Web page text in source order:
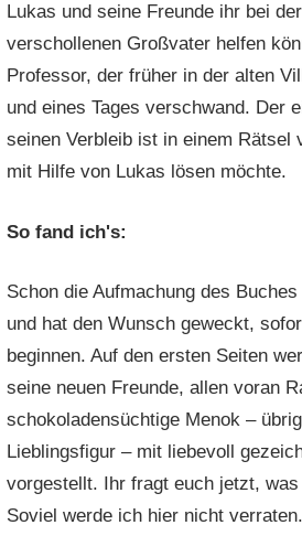
Lukas und seine Freunde ihr bei
verschollenen Großvater helfen
Professor, der früher in der alten
und eines Tages verschwand. Der
seinen Verbleib ist in einem Rätsel
mit Hilfe von Lukas lösen möchte.
So fand ich's:
Schon die Aufmachung des
und hat den Wunsch geweckt,
beginnen. Auf den ersten Seiten
seine neuen Freunde, allen voran
schokoladensüchtige Menok –
Lieblingsfigur – mit liebevoll
vorgestellt. Ihr fragt euch jetzt,
Soviel werde ich hier nicht